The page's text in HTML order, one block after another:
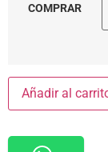
COMPRAR
Añadir al